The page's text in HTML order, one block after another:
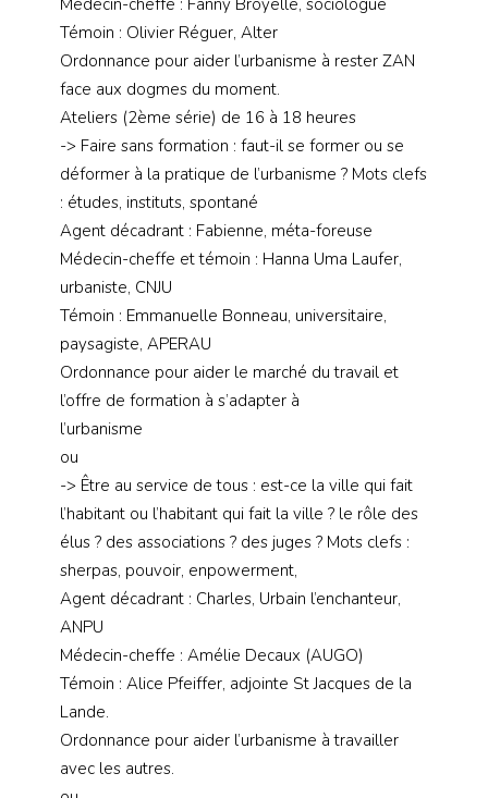
Médecin-cheffe : Fanny Broyelle, sociologue
Témoin : Olivier Réguer, Alter
Ordonnance pour aider l’urbanisme à rester ZAN
face aux dogmes du moment.
Ateliers (2ème série) de 16 à 18 heures
-> Faire sans formation : faut-il se former ou se
déformer à la pratique de l’urbanisme ? Mots clefs
: études, instituts, spontané
Agent décadrant : Fabienne, méta-foreuse
Médecin-cheffe et témoin : Hanna Uma Laufer,
urbaniste, CNJU
Témoin : Emmanuelle Bonneau, universitaire,
paysagiste, APERAU
Ordonnance pour aider le marché du travail et
l’offre de formation à s’adapter à
l’urbanisme
ou
-> Être au service de tous : est-ce la ville qui fait
l’habitant ou l’habitant qui fait la ville ? le rôle des
élus ? des associations ? des juges ? Mots clefs :
sherpas, pouvoir, enpowerment,
Agent décadrant : Charles, Urbain l’enchanteur,
ANPU
Médecin-cheffe : Amélie Decaux (AUGO)
Témoin : Alice Pfeiffer, adjointe St Jacques de la
Lande.
Ordonnance pour aider l’urbanisme à travailler
avec les autres.